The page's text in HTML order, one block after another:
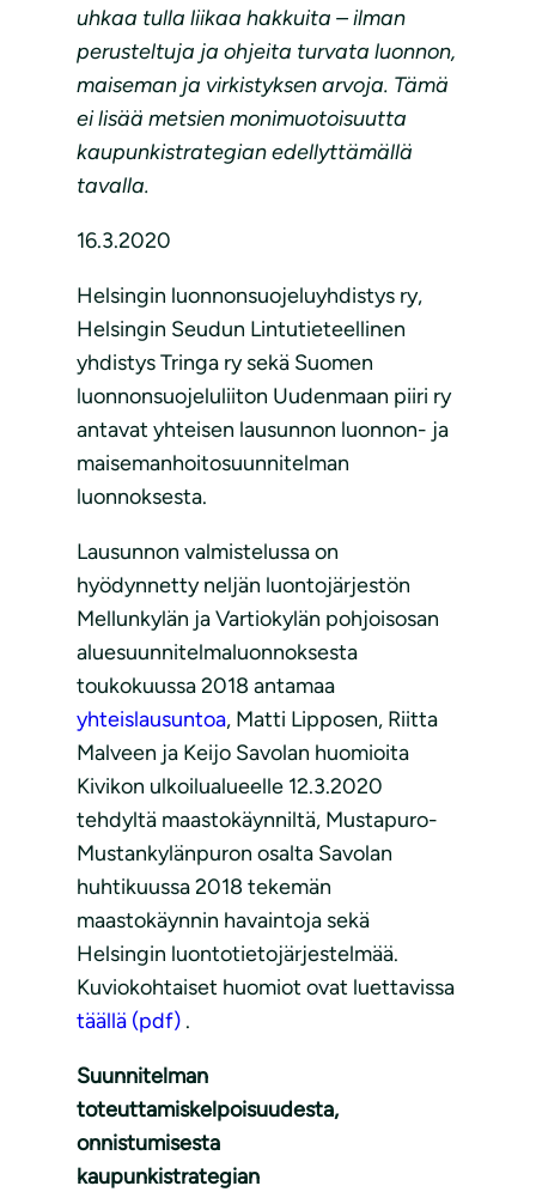
uhkaa tulla liikaa hakkuita – ilman
perusteltuja ja ohjeita turvata luonnon,
maiseman ja virkistyksen arvoja. Tämä
ei lisää metsien monimuotoisuutta
kaupunkistrategian edellyttämällä
tavalla.
16.3.2020
Helsingin luonnonsuojeluyhdistys ry,
Helsingin Seudun Lintutieteellinen
yhdistys Tringa ry sekä Suomen
luonnonsuojeluliiton Uudenmaan piiri ry
antavat yhteisen lausunnon luonnon- ja
maisemanhoitosuunnitelman
luonnoksesta.
Lausunnon valmistelussa on
hyödynnetty neljän luontojärjestön
Mellunkylän ja Vartiokylän pohjoisosan
aluesuunnitelmaluonnoksesta
toukokuussa 2018 antamaa
yhteislausuntoa, Matti Lipposen, Riitta
Malveen ja Keijo Savolan huomioita
Kivikon ulkoilualueelle 12.3.2020
tehdyltä maastokäynniltä, Mustapuro-
Mustankylänpuron osalta Savolan
huhtikuussa 2018 tekemän
maastokäynnin havaintoja sekä
Helsingin luontotietojärjestelmää.
Kuviokohtaiset huomiot ovat luettavissa
täällä (pdf) .
Suunnitelman
toteuttamiskelpoisuudesta,
onnistumisesta
kaupunkistrategian